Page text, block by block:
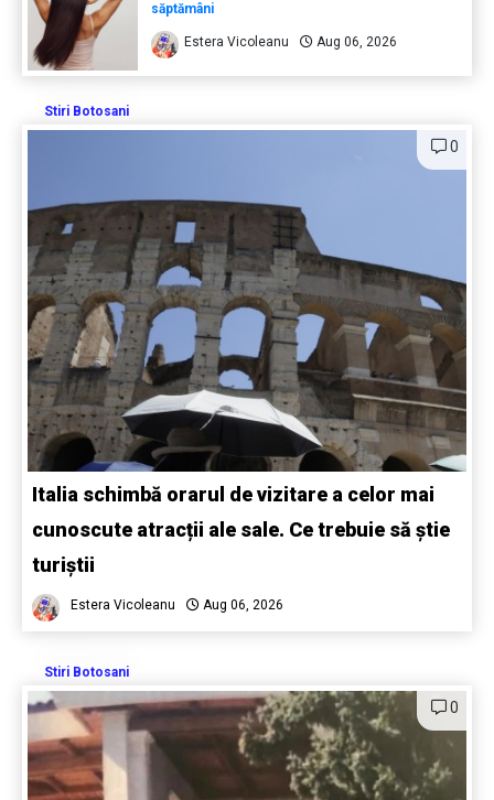
săptămâni
Estera Vicoleanu Aug 06, 2026
Stiri Botosani
0
Italia schimbă orarul de vizitare a celor mai
cunoscute atracții ale sale. Ce trebuie să știe
turiștii
Estera Vicoleanu Aug 06, 2026
Stiri Botosani
0